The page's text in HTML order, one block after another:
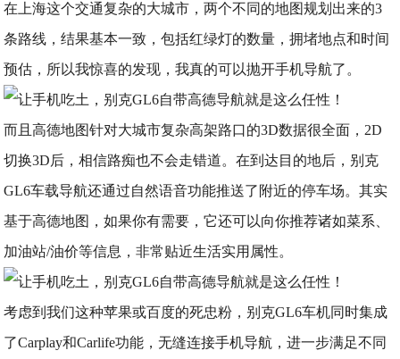
在上海这个交通复杂的大城市，两个不同的地图规划出来的3
条路线，结果基本一致，包括红绿灯的数量，拥堵地点和时间
预估，所以我惊喜的发现，我真的可以抛开手机导航了。
而且高德地图针对大城市复杂高架路口的3D数据很全面，2D
切换3D后，相信路痴也不会走错道。在到达目的地后，别克
GL6车载导航还通过自然语音功能推送了附近的停车场。其实
基于高德地图，如果你有需要，它还可以向你推荐诸如菜系、
加油站/油价等信息，非常贴近生活实用属性。
考虑到我们这种苹果或百度的死忠粉，别克GL6车机同时集成
了Carplay和Carlife功能，无缝连接手机导航，进一步满足不同